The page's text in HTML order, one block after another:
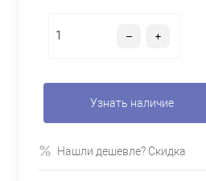
Узнать наличие
Нашли дешевле? Скидка